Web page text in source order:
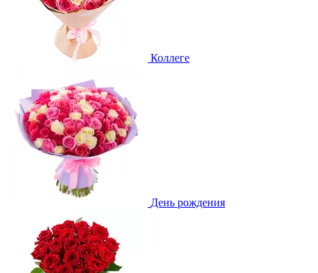
Коллеге
День рождения